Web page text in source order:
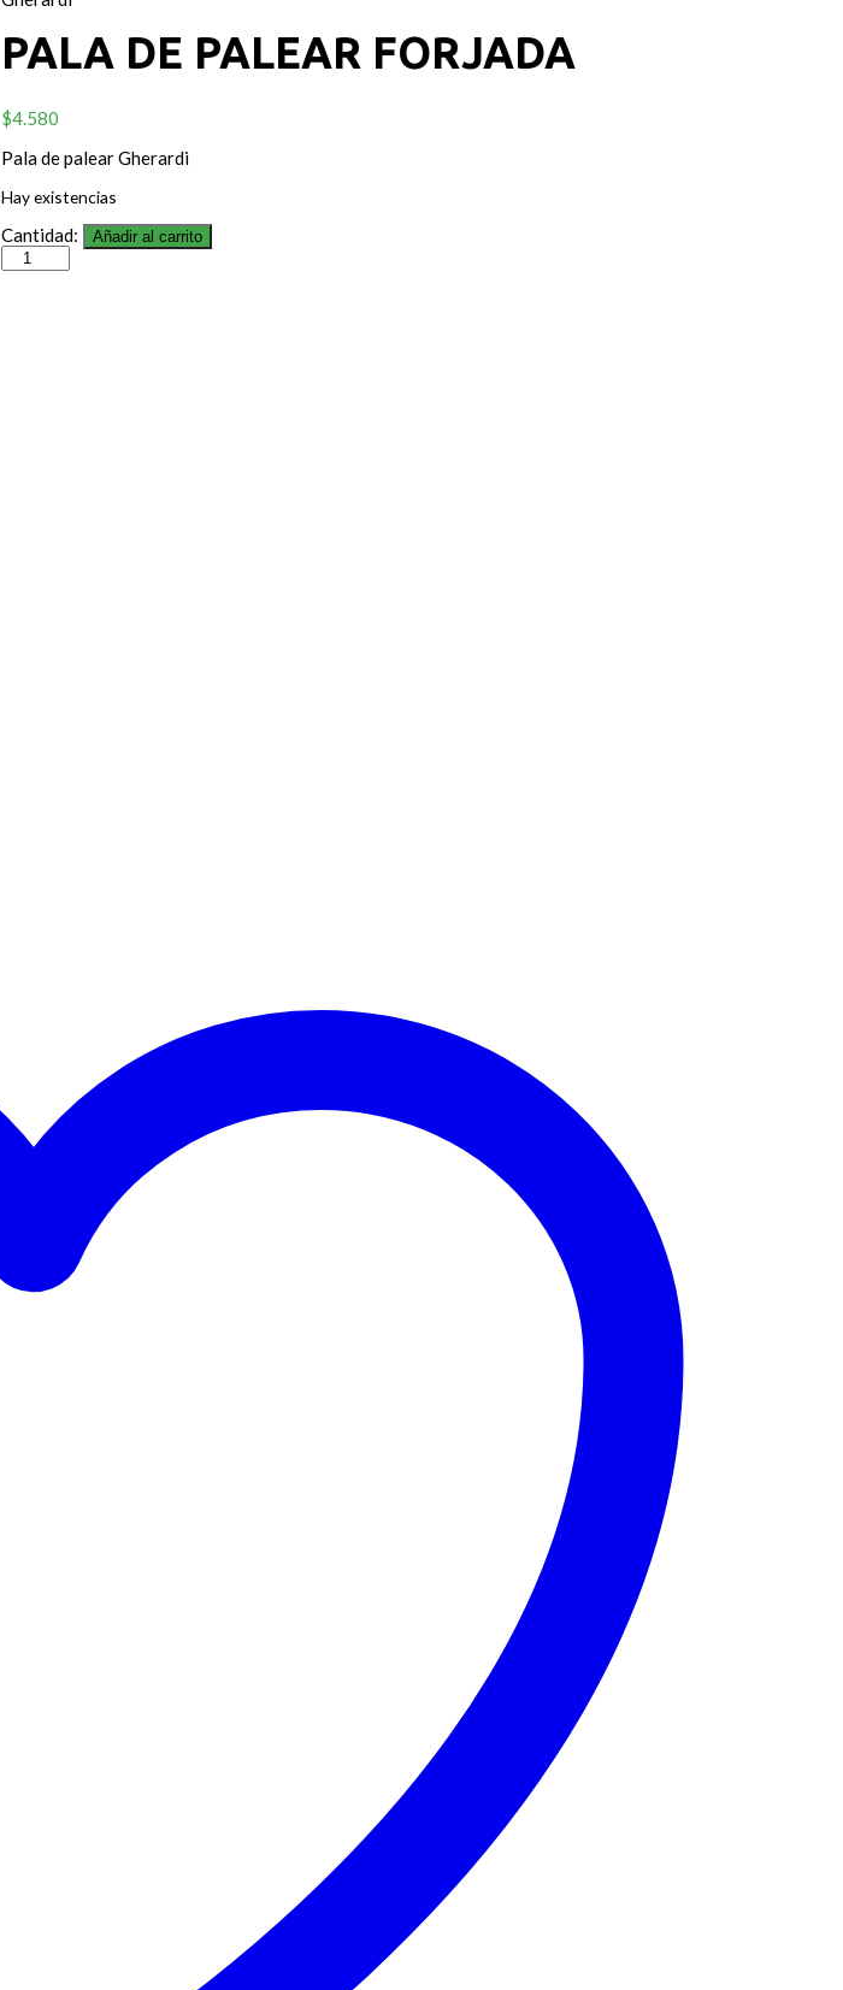
PALA DE PALEAR FORJADA
$4.580
Pala de palear Gherardi
Hay existencias
Cantidad: Añadir al carrito